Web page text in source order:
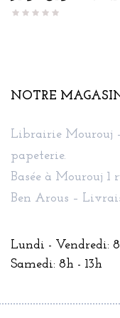
NOTRE
Librairie Mourouj
papeterie.
Basée à Mourouj
Ben Arous –
Lundi - Vendredi:
Samedi: 8h - 13h